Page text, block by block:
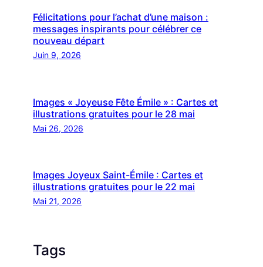
Félicitations pour l’achat d’une maison :
messages inspirants pour célébrer ce
nouveau départ
Juin 9, 2026
Images « Joyeuse Fête Émile » : Cartes et
illustrations gratuites pour le 28 mai
Mai 26, 2026
Images Joyeux Saint-Émile : Cartes et
illustrations gratuites pour le 22 mai
Mai 21, 2026
Tags